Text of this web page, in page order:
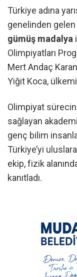
Türkiye adına
genelinden
gümüş madalya
Olimpiyatları
Mert Andaç
Yiğit Koca,
Olimpiyat
sağlayan
genç bilim
Türkiye’yi
ekip, fizik
kanıtladı.